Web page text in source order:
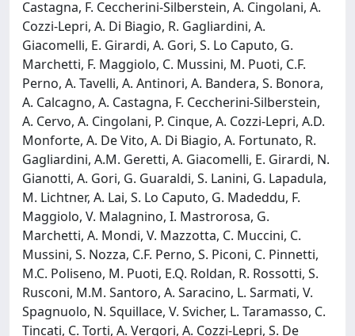
Castagna, F. Ceccherini-Silberstein, A. Cingolani, A.
Cozzi-Lepri, A. Di Biagio, R. Gagliardini, A.
Giacomelli, E. Girardi, A. Gori, S. Lo Caputo, G.
Marchetti, F. Maggiolo, C. Mussini, M. Puoti, C.F.
Perno, A. Tavelli, A. Antinori, A. Bandera, S. Bonora,
A. Calcagno, A. Castagna, F. Ceccherini-Silberstein,
A. Cervo, A. Cingolani, P. Cinque, A. Cozzi-Lepri, A.D.
Monforte, A. De Vito, A. Di Biagio, A. Fortunato, R.
Gagliardini, A.M. Geretti, A. Giacomelli, E. Girardi, N.
Gianotti, A. Gori, G. Guaraldi, S. Lanini, G. Lapadula,
M. Lichtner, A. Lai, S. Lo Caputo, G. Madeddu, F.
Maggiolo, V. Malagnino, I. Mastrorosa, G.
Marchetti, A. Mondi, V. Mazzotta, C. Muccini, C.
Mussini, S. Nozza, C.F. Perno, S. Piconi, C. Pinnetti,
M.C. Poliseno, M. Puoti, E.Q. Roldan, R. Rossotti, S.
Rusconi, M.M. Santoro, A. Saracino, L. Sarmati, V.
Spagnuolo, N. Squillace, V. Svicher, L. Taramasso, C.
Tincati, C. Torti, A. Vergori, A. Cozzi-Lepri, S. De